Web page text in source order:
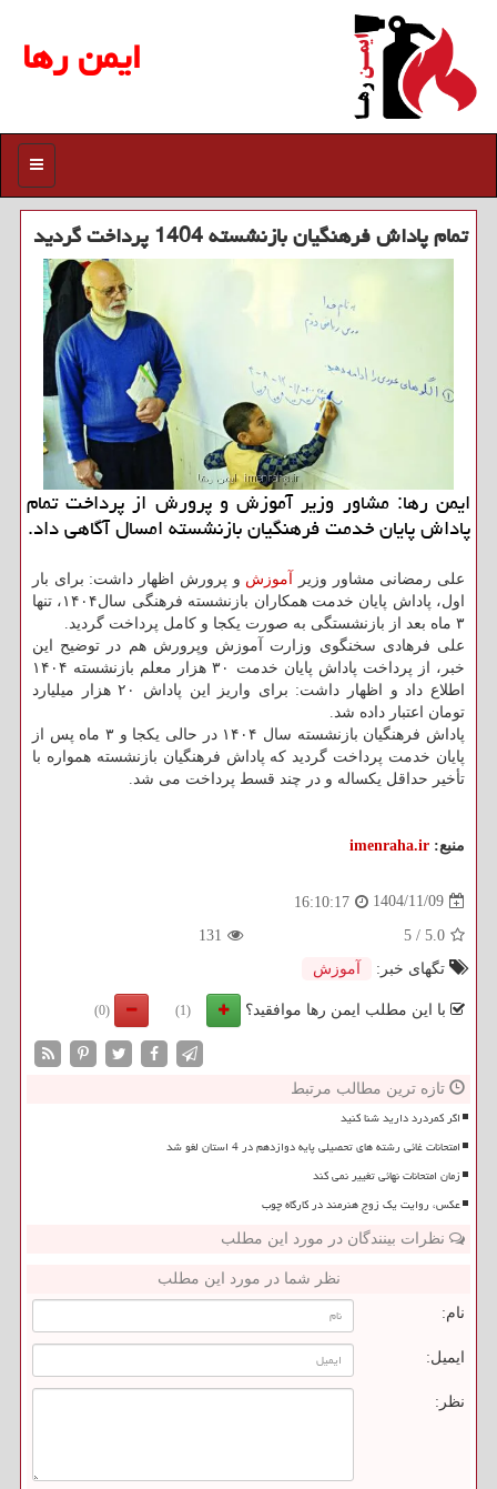
ایمن رها
منو
تمام پاداش فرهنگیان بازنشسته 1404 پرداخت گردید
ایمن رها: مشاور وزیر آموزش و پرورش از پرداخت تمام
پاداش پایان خدمت فرهنگیان بازنشسته امسال آگاهی داد.
علی رمضانی مشاور وزیر آموزش و پرورش اظهار داشت: برای بار
اول، پاداش پایان خدمت همکاران بازنشسته فرهنگی سال۱۴۰۴، تنها
۳ ماه بعد از بازنشستگی به صورت یکجا و کامل پرداخت گردید.
علی فرهادی سخنگوی وزارت آموزش وپرورش هم در توضیح این
خبر، از پرداخت پاداش پایان خدمت ۳۰ هزار معلم بازنشسته ۱۴۰۴
اطلاع داد و اظهار داشت: برای واریز این پاداش ۲۰ هزار میلیارد
تومان اعتبار داده شد.
پاداش فرهنگیان بازنشسته سال ۱۴۰۴ در حالی یکجا و ۳ ماه پس از
پایان خدمت پرداخت گردید که پاداش فرهنگیان بازنشسته همواره با
تأخیر حداقل یکساله و در چند قسط پرداخت می شد.
منبع: imenraha.ir
1404/11/09
16:10:17
5.0
/
5
131
تگهای خبر:
آموزش
با این مطلب ایمن رها موافقید؟ (1)
(0)
تازه ترین مطالب مرتبط
اگر کمردرد دارید شنا کنید
امتحانات غائی رشته های تحصیلی پایه دوازدهم در 4 استان لغو شد
زمان امتحانات نهائی تغییر نمی کند
عکس، روایت یک زوج هنرمند در کارگاه چوب
نظرات بینندگان در مورد این مطلب
نظر شما در مورد این مطلب
نام:
ایمیل:
نظر: